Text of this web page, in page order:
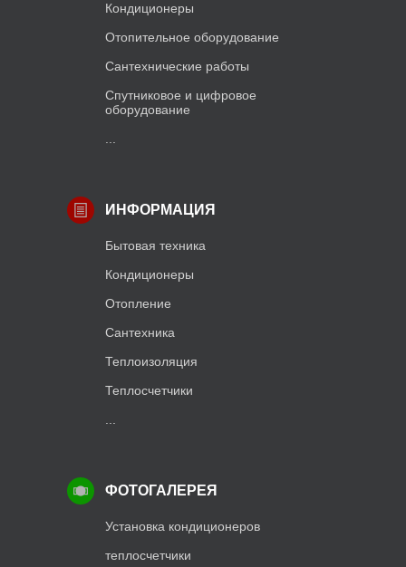
Кондиционеры
Отопительное оборудование
Сантехнические работы
Спутниковое и цифровое
оборудование
ИНФОРМАЦИЯ
Бытовая техника
Кондиционеры
Отопление
Сантехника
Теплоизоляция
Теплосчетчики
ФОТОГАЛЕРЕЯ
Установка кондиционеров
теплосчетчики